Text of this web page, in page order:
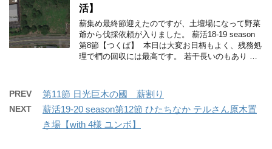
活】
薪集め最終節迎えたのですが、土壇場になって野菜
爺から伐採依頼が入りました。 薪活18-19 season
第8節【つくば】 本日は大変お日柄もよく、残務処
理で椚の回収には最高です。 若干長いのもあり …
PREV 第11節 日光巨木の國 薪割り
NEXT
薪活19-20 season第12節 ひたちなか テルさん原木置
き場【with 4様 ユンボ】